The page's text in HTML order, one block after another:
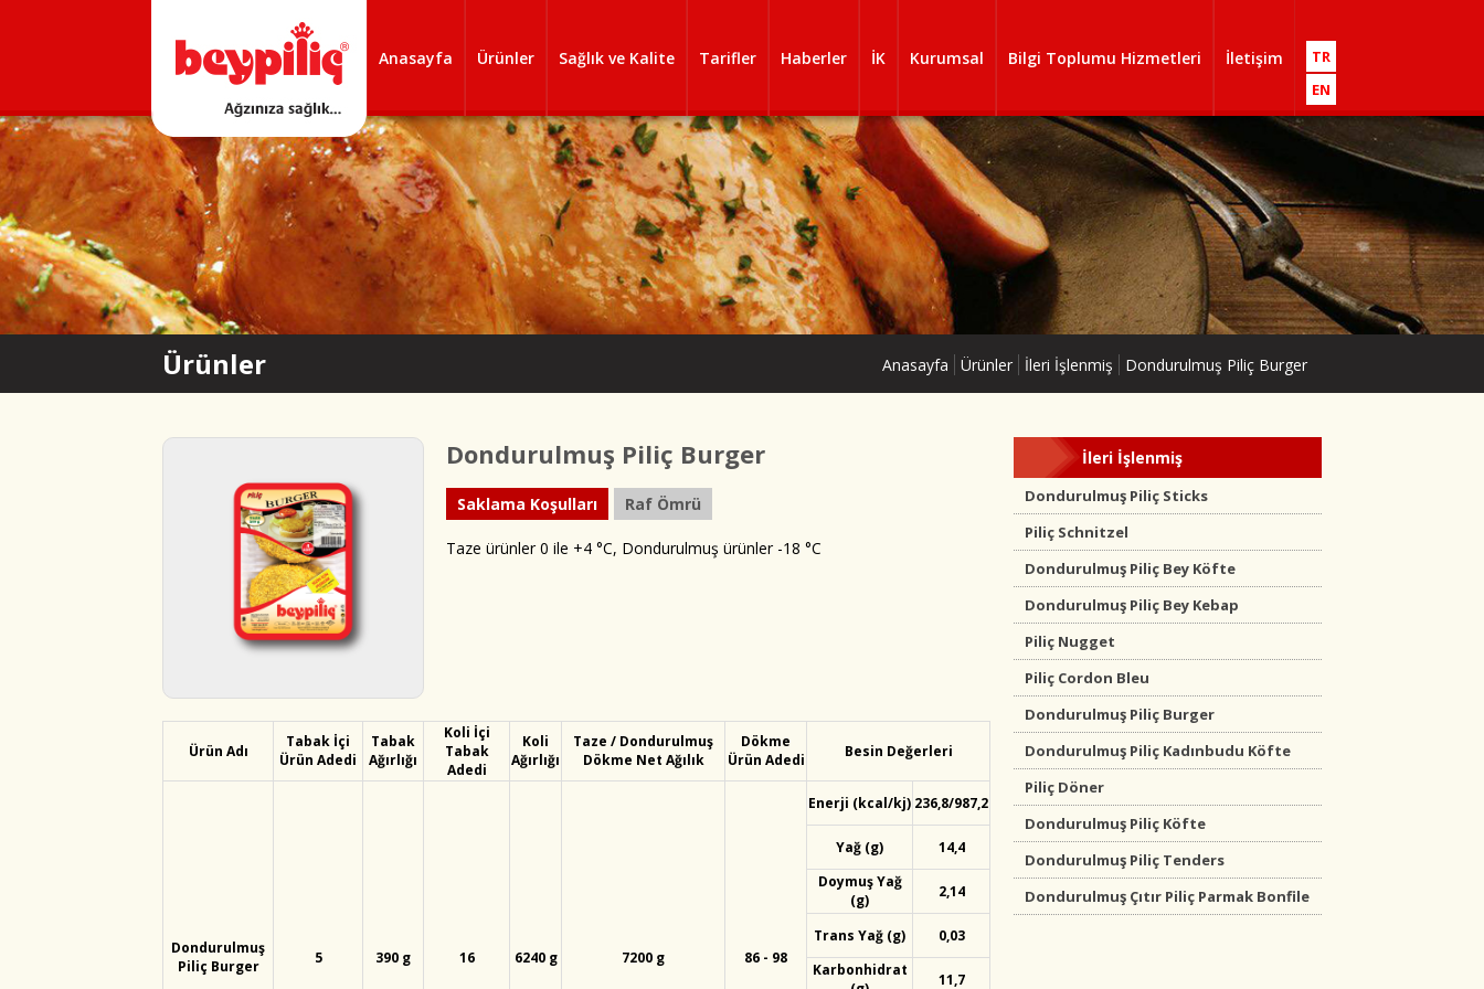
Anasayfa Ürünler Sağlık ve Kalite Tarifler Haberler İK Kurumsal Bilgi Toplumu Hizmetleri İletişim
TR
EN
Ürünler Anasayfa Ürünler İleri İşlenmiş Dondurulmuş Piliç Burger
İleri İşlenmiş
Dondurulmuş Piliç Sticks
Piliç Schnitzel
Dondurulmuş Piliç Bey Köfte
Dondurulmuş Piliç Bey Kebap
Piliç Nugget
Piliç Cordon Bleu
Dondurulmuş Piliç Burger
Dondurulmuş Piliç Kadınbudu Köfte
Piliç Döner
Dondurulmuş Piliç Köfte
Dondurulmuş Piliç Tenders
Dondurulmuş Çıtır Piliç Parmak Bonfile
Dondurulmuş Piliç Burger
Saklama Koşulları Raf Ömrü
Taze ürünler 0 ile +4 °C, Dondurulmuş ürünler -18 °C
Ürün Adı
Tabak İçi
Ürün Adedi
Tabak
Ağırlığı
Koli İçi
Tabak
Adedi
Koli
Ağırlığı
Taze / Dondurulmuş
Dökme Net Ağılık
Dökme
Ürün Adedi
Besin Değerleri
Dondurulmuş
Piliç Burger
5 390 g 16 6240 g 7200 g 86 - 98
Enerji (kcal/kj) 236,8/987,2
Yağ (g)
14,4
Doymuş Yağ
(g)
2,14
Trans Yağ (g)
0,03
Karbonhidrat
11,7